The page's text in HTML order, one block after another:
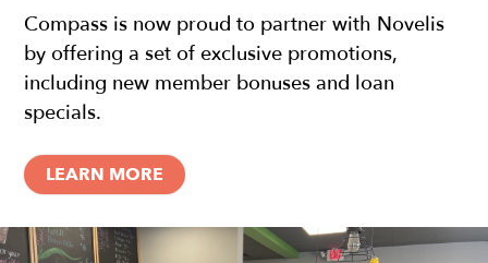
Compass is now proud to partner with Novelis
by offering a set of exclusive promotions,
including new member bonuses and loan
specials.
LEARN MORE